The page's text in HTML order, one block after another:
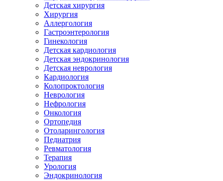
Детская хирургия
Хирургия
Аллергология
Гастроэнтерология
Гинекология
Детская кардиология
Детская эндокринология
Детская неврология
Кардиология
Колопроктология
Неврология
Нефрология
Онкология
Ортопедия
Отоларингология
Педиатрия
Ревматология
Терапия
Урология
Эндокринология